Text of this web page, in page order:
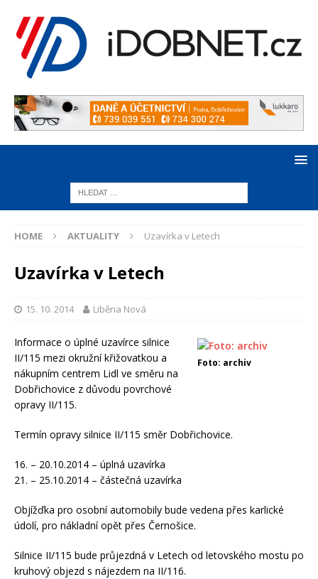
HOME AKTUALITY Uzavírka v Letech
Uzavírka v Letech
15. 10. 2014 Liběna Nová
Foto: archiv
Informace o úplné uzavírce silnice
II/115 mezi okružní křižovatkou a
nákupním centrem Lidl ve směru na
Dobřichovice z důvodu povrchové
opravy II/115.
Termín opravy silnice II/115 směr Dobřichovice.
16. – 20.10.2014 – úplná uzavírka
21. – 25.10.2014 – částečná uzavírka
Objížďka pro osobní automobily bude vedena přes karlické
údolí, pro nákladní opět přes Černošice.
Silnice II/115 bude průjezdná v Letech od letovského mostu po
kruhový objezd s nájezdem na II/116.